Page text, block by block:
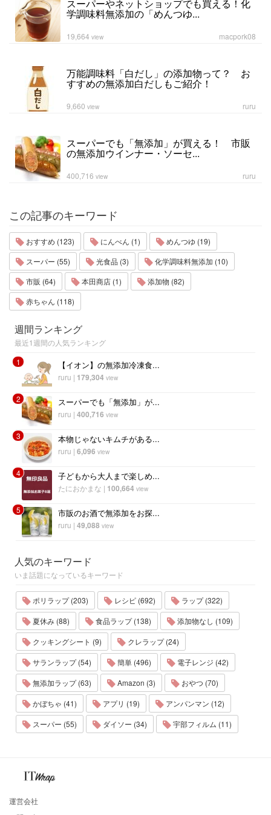
スーパーやネットショップでも買える！化
学調味料無添加の「めんつゆ...
macpork08
19,664 view
万能調味料「白だし」の添加物って？ お
すすめの無添加白だしもご紹介！
ruru
9,660 view
スーパーでも「無添加」が買える！ 市販
の無添加ウインナー・ソーセ...
ruru
400,716 view
この記事のキーワード
おすすめ (123) にんべん (1)
めんつゆ (19)
スーパー (55)
光食品 (3)
化学調味料無添加 (10)
市販 (64)
本田商店 (1)
添加物 (82)
赤ちゃん (118)
週間ランキング
最近1週間の人気ランキング
1
【イオン】の無添加冷凍食...
ruru | 179,304 view
2 スーパーでも「無添加」が...
ruru | 400,716 view
3 本物じゃないキムチがある...
ruru | 6,096 view
4 子どもから大人まで楽しめ...
たにおかまな | 100,664 view
5 市販のお酒で無添加をお探...
ruru | 49,088 view
人気のキーワード
いま話題になっているキーワード
ポリラップ (203) レシピ (692)
ラップ (322)
夏休み (88)
食品ラップ (138)
添加物なし (109)
クッキングシート (9)
クレラップ (24)
サランラップ (54)
簡単 (496)
電子レンジ (42)
無添加ラップ (63)
Amazon (3)
おやつ (70)
かぼちゃ (41)
アプリ (19)
アンパンマン (12)
スーパー (55)
ダイソー (34) 宇部フィルム (11)
運営会社